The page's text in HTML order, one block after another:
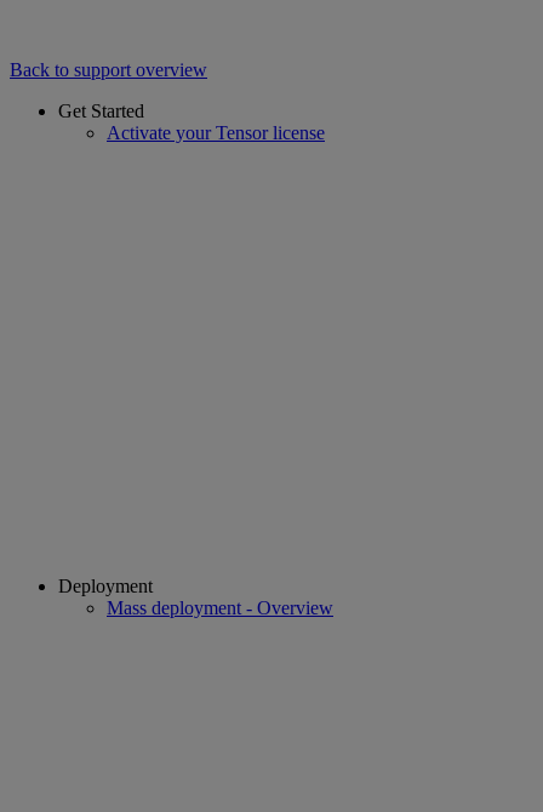
Back to support overview
Get Started
Activate your Tensor license
Deployment
Mass deployment - Overview